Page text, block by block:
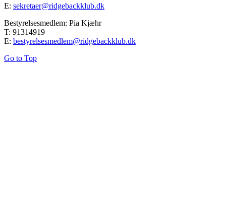
E: sekretaer@ridgebackklub.dk
Bestyrelsesmedlem: Pia Kjæhr
T: 91314919
E: bestyrelsesmedlem@ridgebackklub.dk
Go to Top